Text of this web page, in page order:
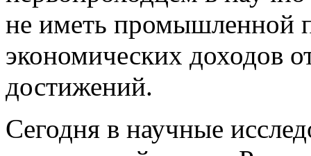
не иметь промышленной
экономических доходов
достижений.
Сегодня в научные